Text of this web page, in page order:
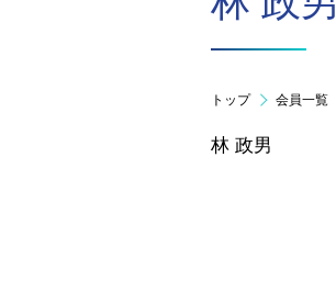
トップ 会員一覧
林 政男